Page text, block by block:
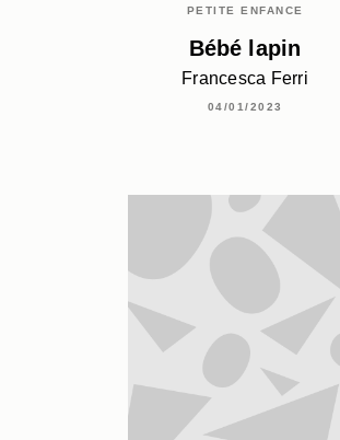
PETITE ENFANCE
Bébé lapin
Francesca Ferri
04/01/2023